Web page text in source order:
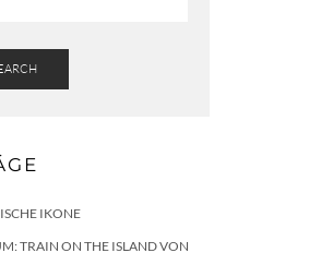
IKONE
TRAIN ON THE ISLAND VON